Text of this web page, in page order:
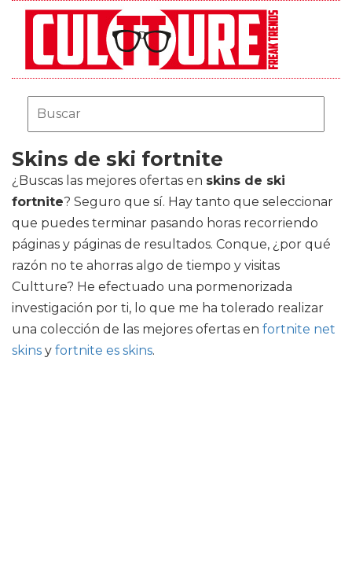
Skins de ski fortnite
¿Buscas las mejores ofertas en skins de ski
fortnite? Seguro que sí. Hay tanto que seleccionar
que puedes terminar pasando horas recorriendo
páginas y páginas de resultados. Conque, ¿por qué
razón no te ahorras algo de tiempo y visitas
Cultture? He efectuado una pormenorizada
investigación por ti, lo que me ha tolerado realizar
una colección de las mejores ofertas en fortnite net
skins y fortnite es skins.